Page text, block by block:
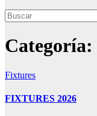
Categoría:
Fixtures
FIXTURES 2026